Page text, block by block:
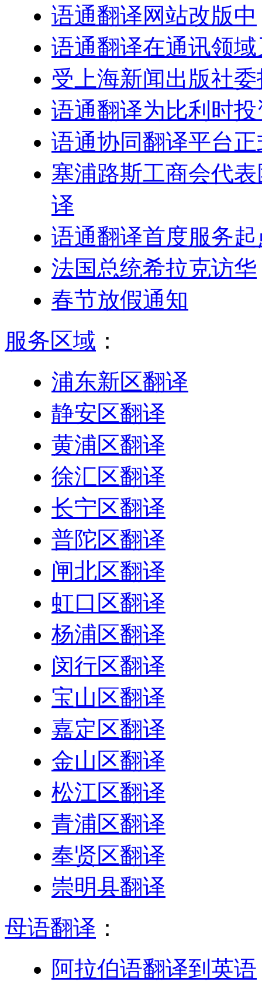
语通翻译网站改版中
语通翻译在通讯领
受上海新闻出版社
语通翻译为比利时
语通协同翻译平台
塞浦路斯工商会代
译
语通翻译首度服务
法国总统希拉克访华
春节放假通知
服务区域 ：
浦东新区翻译
静安区翻译
黄浦区翻译
徐汇区翻译
长宁区翻译
普陀区翻译
闸北区翻译
虹口区翻译
杨浦区翻译
闵行区翻译
宝山区翻译
嘉定区翻译
金山区翻译
松江区翻译
青浦区翻译
奉贤区翻译
崇明县翻译
母语翻译 ：
阿拉伯语翻译到英语